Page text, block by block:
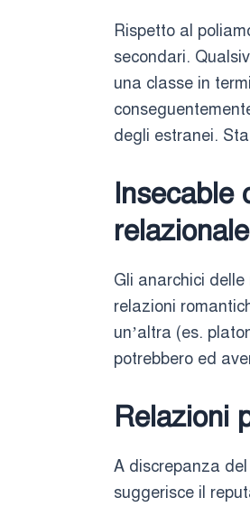
Rispetto al
secondari.
una classe in
degli estranei.
Insecable
relazionale
Gli anarchici
relazioni
un’altra (es.
potrebbero ed
Relazioni
A discrepanza
suggerisce il